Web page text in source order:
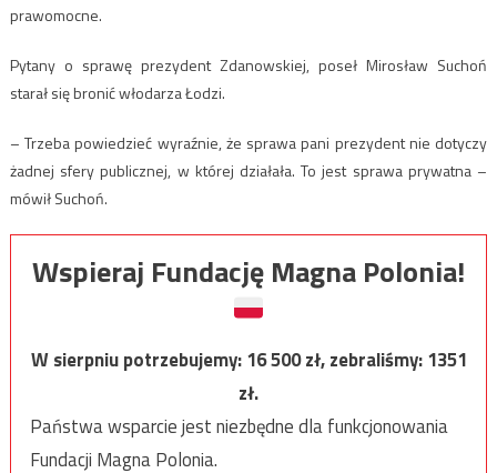
prawomocne.
Pytany o sprawę prezydent Zdanowskiej, poseł Mirosław Suchoń
starał się bronić włodarza Łodzi.
– Trzeba powiedzieć wyraźnie, że sprawa pani prezydent nie dotyczy
żadnej sfery publicznej, w której działała. To jest sprawa prywatna –
mówił Suchoń.
Wspieraj Fundację Magna Polonia!
W sierpniu potrzebujemy:16 500zł, zebraliśmy:1351
zł.
Państwa wsparcie jest niezbędne dla funkcjonowania
Fundacji Magna Polonia.